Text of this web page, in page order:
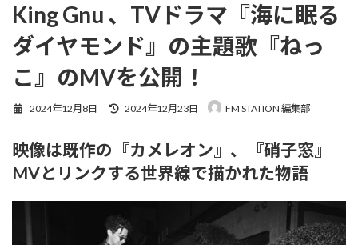
King Gnu 、TVドラマ『海に眠る
ダイヤモンド』の主題歌『ねっ
こ』のMVを公開！
2024年12月8日
最
新
時
2024年12月23日 FM STATION 編集部
映像は既作の『カメレオン』、『硝子窓』
MVとリンクする世界線で描かれた物語